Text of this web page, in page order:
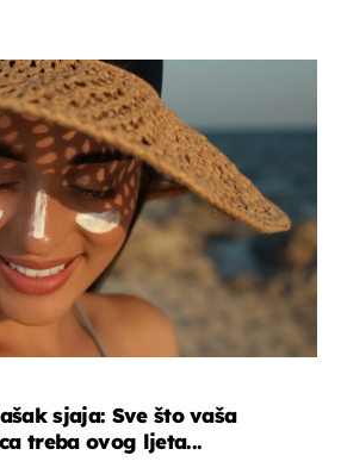
sjaja: Sve što vaša
treba ovog ljeta...